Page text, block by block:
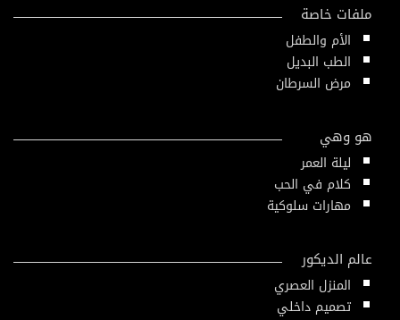
ملفات خاصة
الأم والطفل
الطب البديل
مرض السرطان
هو وهي
ليلة العمر
كلام في الحب
مهارات سلوكية
عالم الديكور
المنزل العصري
تصميم داخلي